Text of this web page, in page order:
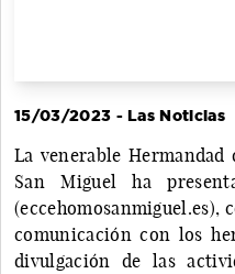
15/03/2023 - Las Noticias
La venerable
San Miguel ha
(eccehomosanmiguel.es),
comunicación con los
divulgación de las